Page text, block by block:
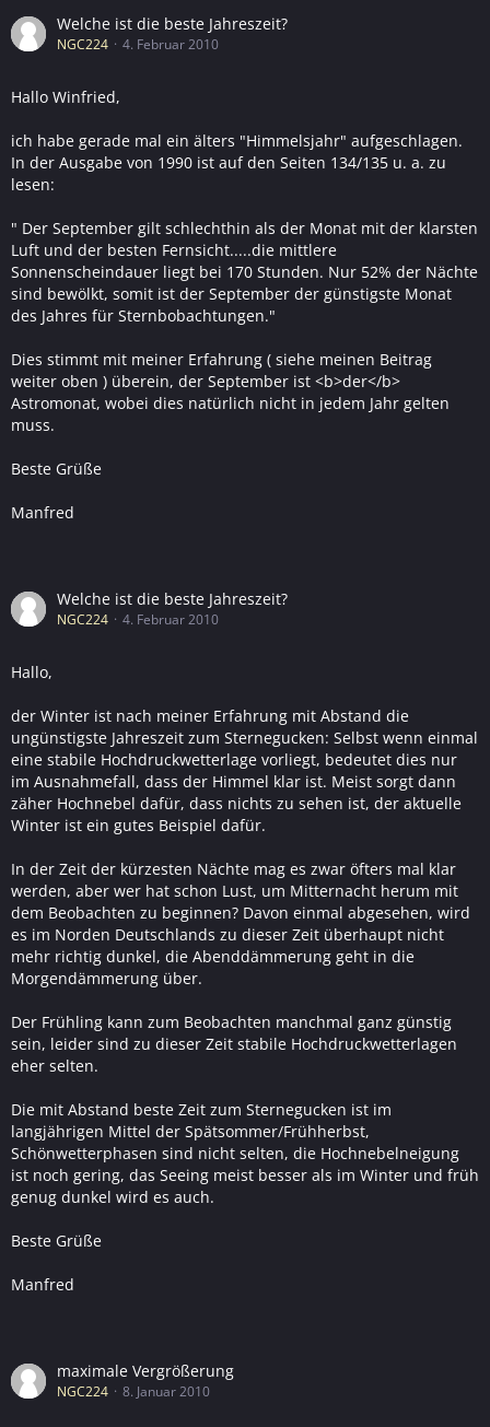
Welche ist die beste Jahreszeit?
NGC224 4. Februar 2010
Hallo Winfried,
ich habe gerade mal ein älters "Himmelsjahr" aufgeschlagen.
In der Ausgabe von 1990 ist auf den Seiten 134/135 u. a. zu
lesen:
" Der September gilt schlechthin als der Monat mit der klarsten
Luft und der besten Fernsicht.....die mittlere
Sonnenscheindauer liegt bei 170 Stunden. Nur 52% der Nächte
sind bewölkt, somit ist der September der günstigste Monat
des Jahres für Sternbobachtungen."
Dies stimmt mit meiner Erfahrung ( siehe meinen Beitrag
weiter oben ) überein, der September ist <b>der</b>
Astromonat, wobei dies natürlich nicht in jedem Jahr gelten
muss.
Beste Grüße
Manfred
Welche ist die beste Jahreszeit?
NGC224 4. Februar 2010
Hallo,
der Winter ist nach meiner Erfahrung mit Abstand die
ungünstigste Jahreszeit zum Sternegucken: Selbst wenn einmal
eine stabile Hochdruckwetterlage vorliegt, bedeutet dies nur
im Ausnahmefall, dass der Himmel klar ist. Meist sorgt dann
zäher Hochnebel dafür, dass nichts zu sehen ist, der aktuelle
Winter ist ein gutes Beispiel dafür.
In der Zeit der kürzesten Nächte mag es zwar öfters mal klar
werden, aber wer hat schon Lust, um Mitternacht herum mit
dem Beobachten zu beginnen? Davon einmal abgesehen, wird
es im Norden Deutschlands zu dieser Zeit überhaupt nicht
mehr richtig dunkel, die Abenddämmerung geht in die
Morgendämmerung über.
Der Frühling kann zum Beobachten manchmal ganz günstig
sein, leider sind zu dieser Zeit stabile Hochdruckwetterlagen
eher selten.
Die mit Abstand beste Zeit zum Sternegucken ist im
langjährigen Mittel der Spätsommer/Frühherbst,
Schönwetterphasen sind nicht selten, die Hochnebelneigung
ist noch gering, das Seeing meist besser als im Winter und früh
genug dunkel wird es auch.
Beste Grüße
Manfred
maximale Vergrößerung
NGC224 8. Januar 2010